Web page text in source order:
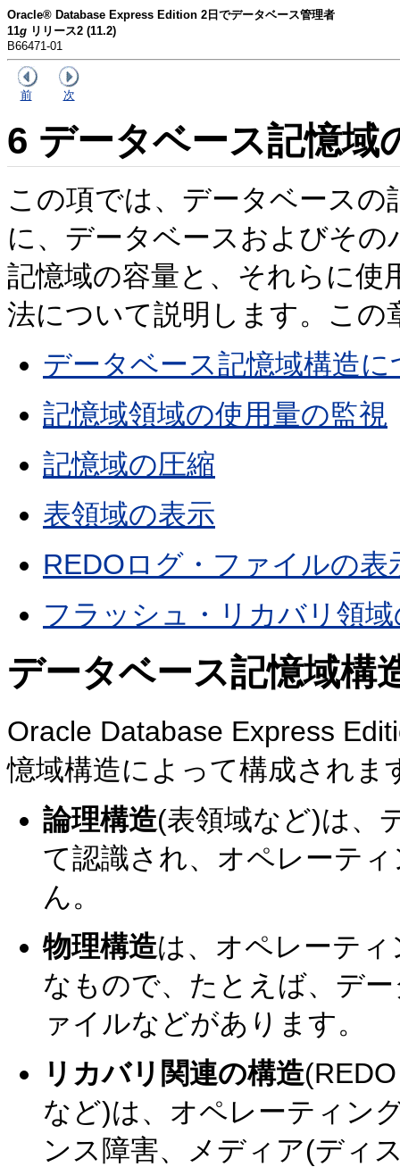
Oracle® Database Express Edition 2日でデータベース管理者
11g リリース2 (11.2)
B66471-01
前 次
6 データベース記憶域
この項では、データベースの
に、データベースおよびそ
記憶域の容量と、それらに使
法について説明します。こ
データベース記憶域構造に
記憶域領域の使用量の監視
記憶域の圧縮
表領域の表示
REDOログ・ファイルの表
フラッシュ・リカバリ領
データベース記憶域構
Oracle Database Express
憶域構造によって構成されま
論理構造(表領域など)は、
て認識され、オペレーテ
ん。
物理構造は、オペレーテ
なもので、たとえば、デ
ァイルなどがあります。
リカバリ関連の構造
など)は、オペレーティン
ンス障害、メディア(ディ